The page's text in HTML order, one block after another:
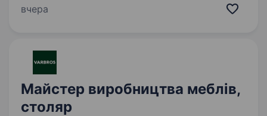
ми продовжуємо активну роботу над
вчера
Майстер виробництва меблів,
столяр